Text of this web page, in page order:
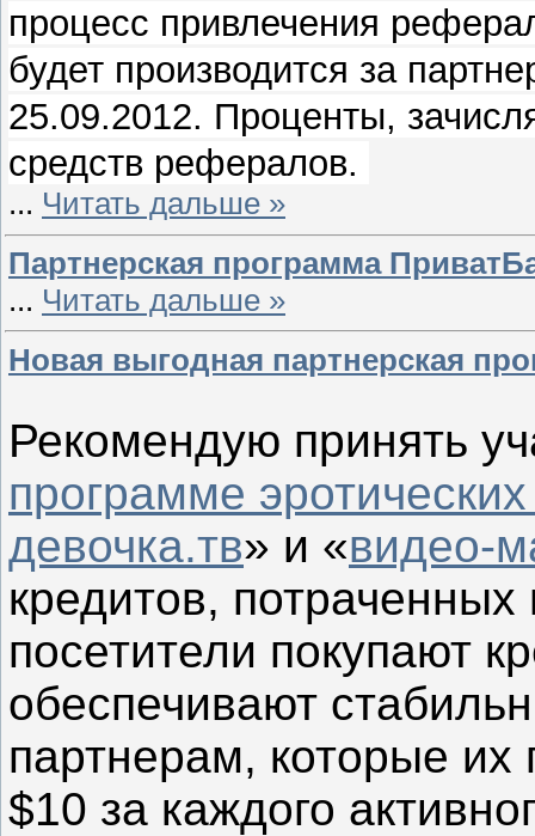
процесс привлечения
будет производится за
25.09.2012. Проценты,
средств рефералов.
... Читать дальше »
Партнерская программа
... Читать дальше »
Новая выгодная партнерская
Рекомендую принять
программе
девочка.тв» и «видео-
кредитов,
посетители покупают
обеспечивают
партнерам, которые их
$10 за каждого